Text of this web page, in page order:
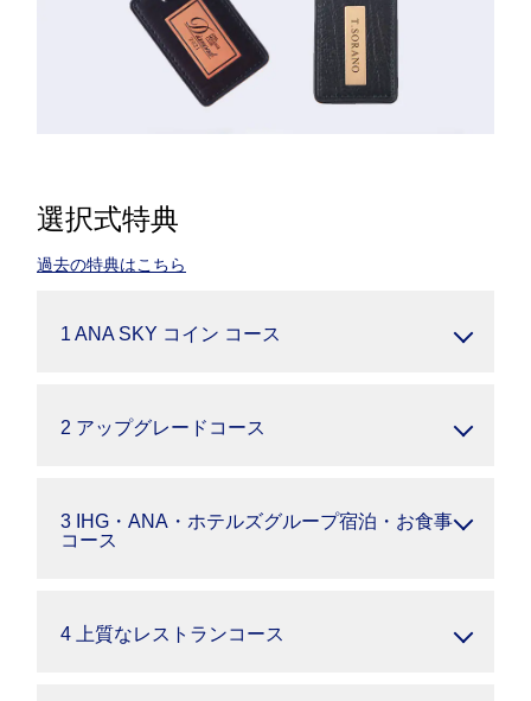
選択式特典
過去の特典はこちら
1 ANA SKY コイン コース
2 アップグレードコース
3 IHG・ANA・ホテルズグループ宿泊・お食事
コース
4 上質なレストランコース